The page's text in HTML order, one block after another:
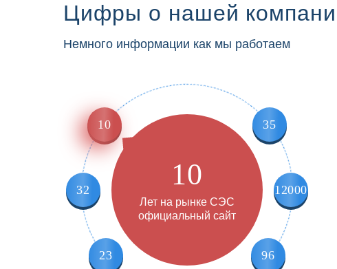
Цифры о нашей
Немного информации как мы работаем
10 35
12000
96
23
32 10
Лет на рынке СЭС
официальный сайт